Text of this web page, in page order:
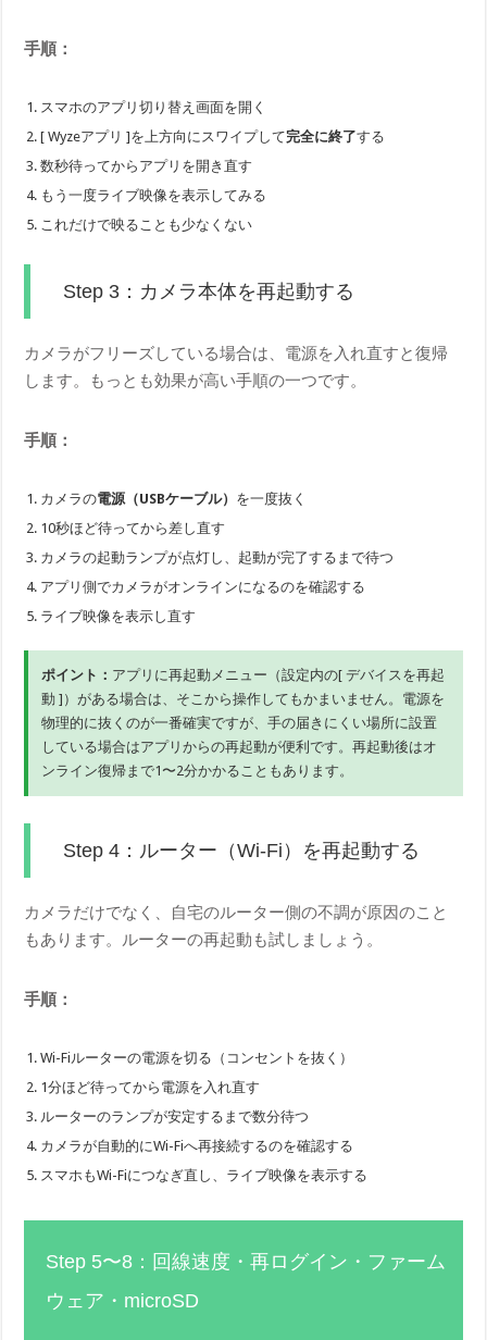
手順：
スマホのアプリ切り替え画面を開く
[ Wyzeアプリ ]を上方向にスワイプして完全に終了する
数秒待ってからアプリを開き直す
もう一度ライブ映像を表示してみる
これだけで映ることも少なくない
Step 3：カメラ本体を再起動する
カメラがフリーズしている場合は、電源を入れ直すと復帰
します。もっとも効果が高い手順の一つです。
手順：
カメラの電源（USBケーブル） を一度抜く
10秒ほど待ってから差し直す
カメラの起動ランプが点灯し、起動が完了するまで待つ
アプリ側でカメラがオンラインになるのを確認する
ライブ映像を表示し直す
ポイント： アプリに再起動メニュー（設定内の[ デバイスを再起
動 ]）がある場合は、そこから操作してもかまいません。電源を
物理的に抜くのが一番確実ですが、手の届きにくい場所に設置
している場合はアプリからの再起動が便利です。再起動後はオ
ンライン復帰まで1〜2分かかることもあります。
Step 4：ルーター（Wi-Fi）を再起動する
カメラだけでなく、自宅のルーター側の不調が原因のこと
もあります。ルーターの再起動も試しましょう。
手順：
Wi-Fiルーターの電源を切る（コンセントを抜く）
1分ほど待ってから電源を入れ直す
ルーターのランプが安定するまで数分待つ
カメラが自動的にWi-Fiへ再接続するのを確認する
スマホもWi-Fiにつなぎ直し、ライブ映像を表示する
Step 5〜8：回線速度・再ログイン・ファーム
ウェア・microSD